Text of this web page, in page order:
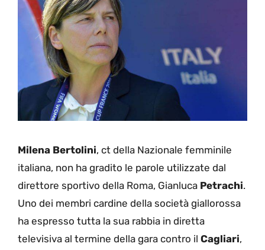
Milena Bertolini, ct della Nazionale femminile
italiana, non ha gradito le parole utilizzate dal
direttore sportivo della Roma, Gianluca Petrachi.
Uno dei membri cardine della società giallorossa
ha espresso tutta la sua rabbia in diretta
televisiva al termine della gara contro il Cagliari,